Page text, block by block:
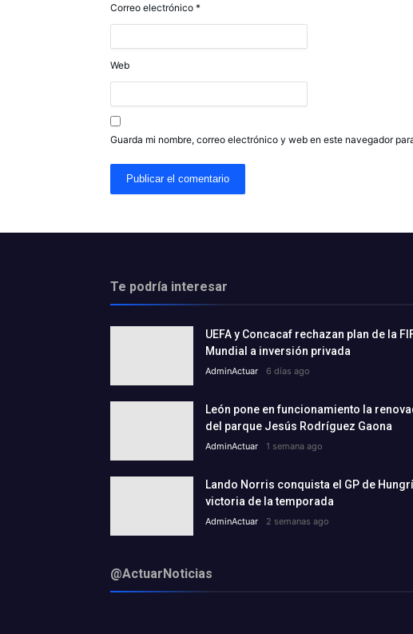
Correo electrónico *
Web
Guarda mi nombre, correo electrónico y web en este navegador
Te podría interesar
UEFA y Concacaf rechazan plan de la
Mundial a inversión privada
AdminActuar 6 días ago
León pone en funcionamiento la
del parque Jesús Rodríguez Gaona
AdminActuar 1 semana ago
Lando Norris conquista el GP de
victoria de la temporada
AdminActuar 2 semanas ago
@ActuarNoticias